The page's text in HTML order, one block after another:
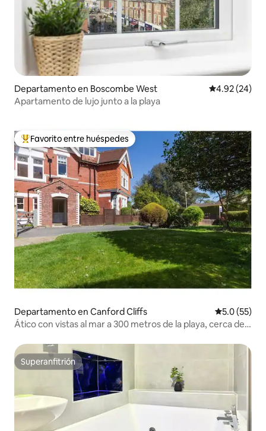
Departamento en Boscombe West Calificación
4.92 (24)
Apartamento de lujo junto a la playa
De los mejores en Favorito entre huéspedes
Favorito entre huéspedes
Departamento en Canford Cliffs Calificación
5.0 (55)
Ático con vistas al mar a 300 metros de la playa, cerca de
Superanfitrión
Superanfitrión